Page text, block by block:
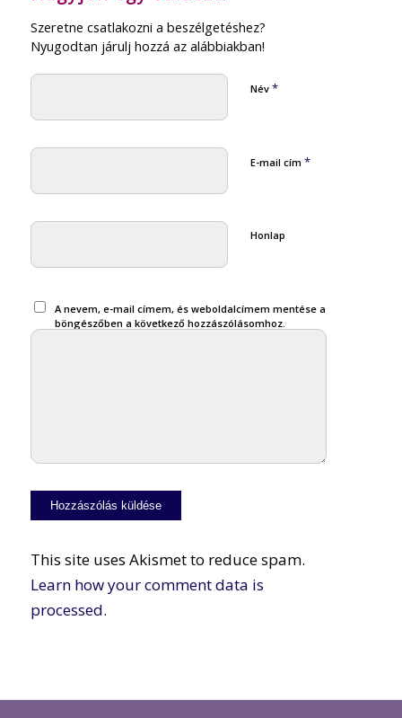
Szeretne csatlakozni a beszélgetéshez?
Nyugodtan járulj hozzá az alábbiakban!
Név *
E-mail cím *
Honlap
A nevem, e-mail címem, és weboldalcímem mentése a
böngészőben a következő hozzászólásomhoz.
This site uses Akismet to reduce spam.
Learn how your comment data is
processed.